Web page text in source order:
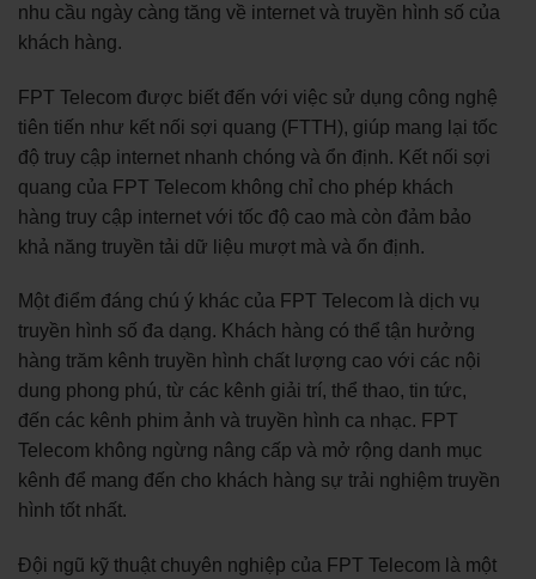
nhu cầu ngày càng tăng về internet và truyền hình số của
khách hàng.
FPT Telecom được biết đến với việc sử dụng công nghệ
tiên tiến như kết nối sợi quang (FTTH), giúp mang lại tốc
độ truy cập internet nhanh chóng và ổn định. Kết nối sợi
quang của FPT Telecom không chỉ cho phép khách
hàng truy cập internet với tốc độ cao mà còn đảm bảo
khả năng truyền tải dữ liệu mượt mà và ổn định.
Một điểm đáng chú ý khác của FPT Telecom là dịch vụ
truyền hình số đa dạng. Khách hàng có thể tận hưởng
hàng trăm kênh truyền hình chất lượng cao với các nội
dung phong phú, từ các kênh giải trí, thể thao, tin tức,
đến các kênh phim ảnh và truyền hình ca nhạc. FPT
Telecom không ngừng nâng cấp và mở rộng danh mục
kênh để mang đến cho khách hàng sự trải nghiệm truyền
hình tốt nhất.
Đội ngũ kỹ thuật chuyên nghiệp của FPT Telecom là một